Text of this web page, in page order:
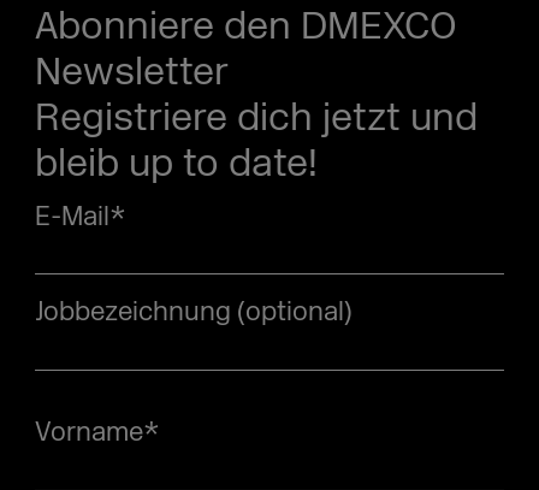
Abonniere den DMEXCO
Newsletter
Registriere dich jetzt und
bleib up to date!
E-Mail*
Jobbezeichnung (optional)
Vorname*